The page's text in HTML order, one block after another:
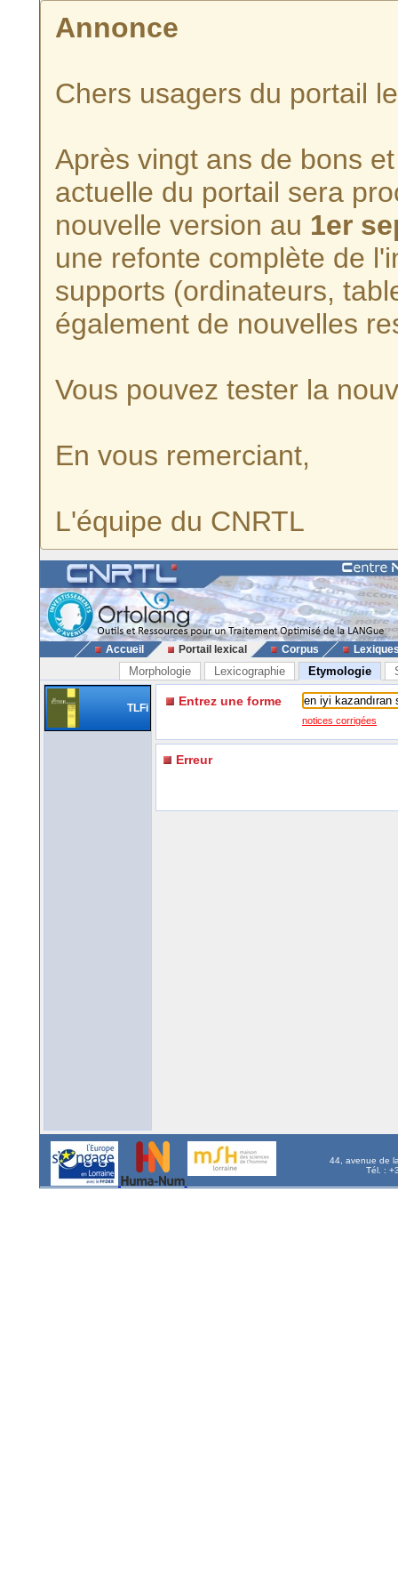
Annonce
Chers usagers du portail
Après vingt ans de bons
actuelle du portail sera
nouvelle version au 1er
une refonte complète de
supports (ordinateurs,
également de nouvelles
Vous pouvez tester la
En vous remerciant,
L'équipe du CNRTL
Accueil Portail lexical Corpus
Morphologie Lexicographie Etymologie
TLFi Entrez une forme
notices corrigées
Erreur
44, avenue de
Tél. :